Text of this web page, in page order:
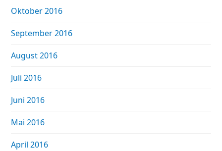
Oktober 2016
September 2016
August 2016
Juli 2016
Juni 2016
Mai 2016
April 2016